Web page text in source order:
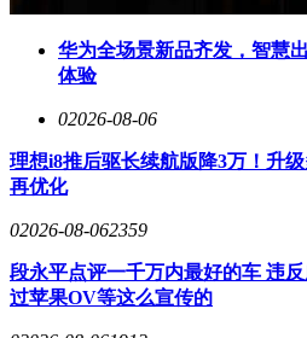
华为全场景新品齐发，智慧
体验
02026-08-06
理想i8推后驱长续航版降3万！升
再优化
02026-08-062359
段永平点评一千万内最好的车 违
过苹果OV等这么宣传的